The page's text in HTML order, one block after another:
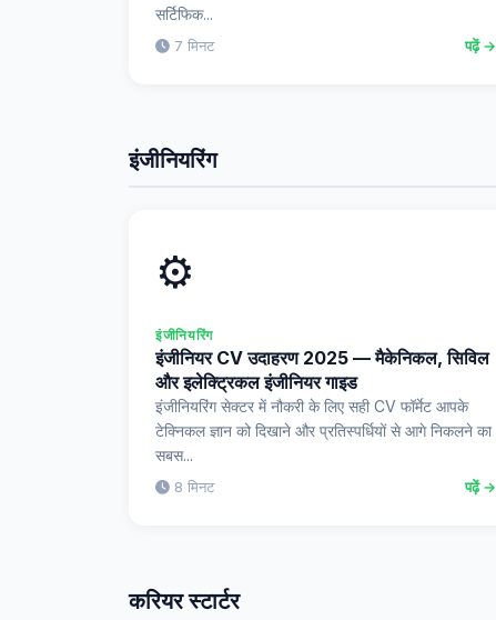
सर्टिफिक...
7 मिनट पढ़ें →
इंजीनियरिंग
⚙️
इंजीनियरिंग
इंजीनियर CV उदाहरण 2025 — मैकेनिकल, सिविल
और इलेक्ट्रिकल इंजीनियर गाइड
इंजीनियरिंग सेक्टर में नौकरी के लिए सही CV फॉर्मेट आपके
टेक्निकल ज्ञान को दिखाने और प्रतिस्पर्धियों से आगे निकलने का
सबस...
8 मिनट पढ़ें →
करियर स्टार्टर